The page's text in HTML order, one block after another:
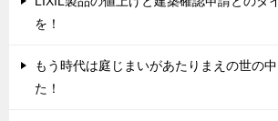
を！
もう時代は庭じまいがあたりまえの世の
た！